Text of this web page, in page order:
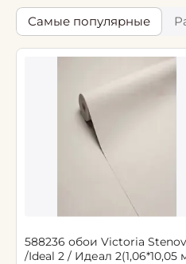
Самые популярные
588236 обои Victoria
/Ideal 2 / Идеал 2(1,06*10,05